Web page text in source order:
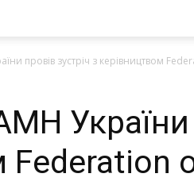
провів зустріч з керівництвом
України
Federation